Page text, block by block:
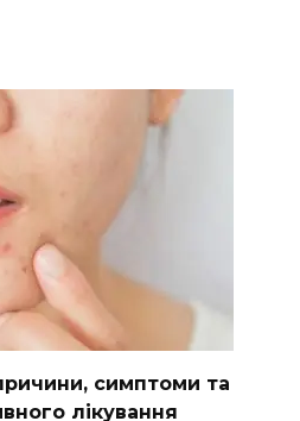
симптоми та
лікування